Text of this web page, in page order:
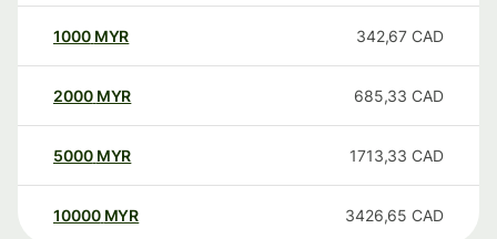
1000 MYR 342,67 CAD
2000 MYR 685,33 CAD
5000 MYR 1713,33 CAD
10000 MYR 3426,65 CAD